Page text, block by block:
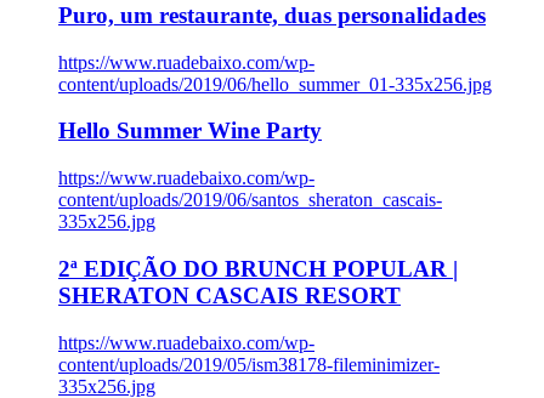
Puro, um restaurante, duas personalidades
https://www.ruadebaixo.com/wp-
content/uploads/2019/06/hello_summer_01-335x256.jpg
Hello Summer Wine Party
https://www.ruadebaixo.com/wp-
content/uploads/2019/06/santos_sheraton_cascais-
335x256.jpg
2ª EDIÇÃO DO BRUNCH POPULAR |
SHERATON CASCAIS RESORT
https://www.ruadebaixo.com/wp-
content/uploads/2019/05/ism38178-fileminimizer-
335x256.jpg